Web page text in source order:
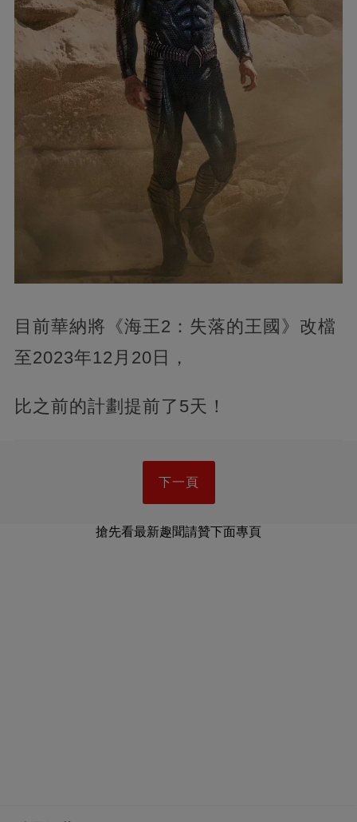
目前華納將《海王2：失落的王國》改檔
至2023年12月20日，
比之前的計劃提前了5天！‍
下一頁
搶先看最新趣聞請贊下面專頁